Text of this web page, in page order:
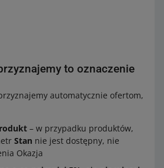
to oznaczenie
automatycznie ofertom,
– w przypadku produktów,
Stan nie jest dostępny, nie
Okazja